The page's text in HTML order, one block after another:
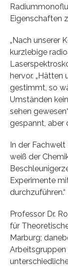
Eigenschaften
„Nach unserer
kurzlebige
hervor. „Hätten
gestimmt, so
Umständen
sehen
gespannt, aber
In der Fachwelt
weiß der
Experimente
durchzuführen.“
Professor Dr.
für
Marburg;
Arbeitsgruppen